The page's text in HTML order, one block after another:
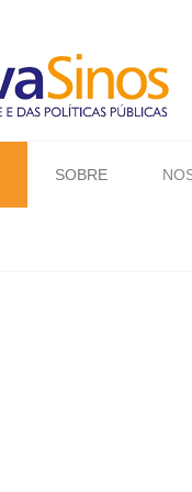
SOBRE